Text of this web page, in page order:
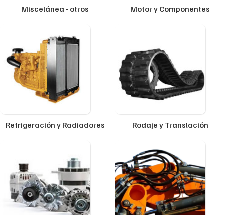
Miscelánea - otros Motor y Componentes
Refrigeración y Radiadores Rodaje y Translación